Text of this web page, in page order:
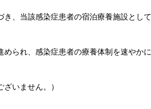
、当該感染症患者の宿泊療養施設として
られ、感染症患者の療養体制を速やかに
いません。）